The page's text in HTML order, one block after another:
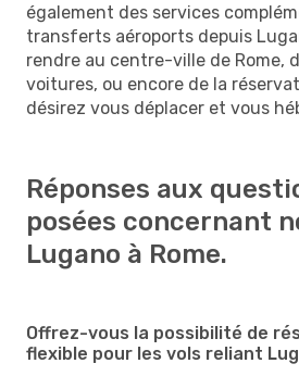
également des services
transferts aéroports depuis
rendre au centre-ville de Rome,
voitures, ou encore de la
désirez vous déplacer et vous
Réponses aux
posées concernant
Lugano à Rome.
Offrez-vous la possibilité de
flexible pour les vols reliant